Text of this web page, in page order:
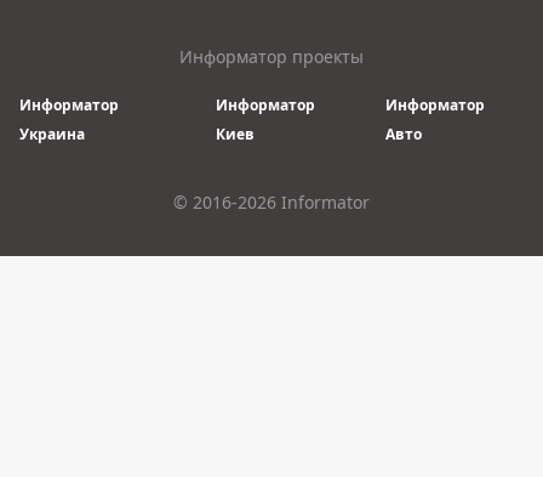
Информатор проекты
Информатор
Украина
Информатор
Киев
Информатор
Авто
© 2016-2026 Informator